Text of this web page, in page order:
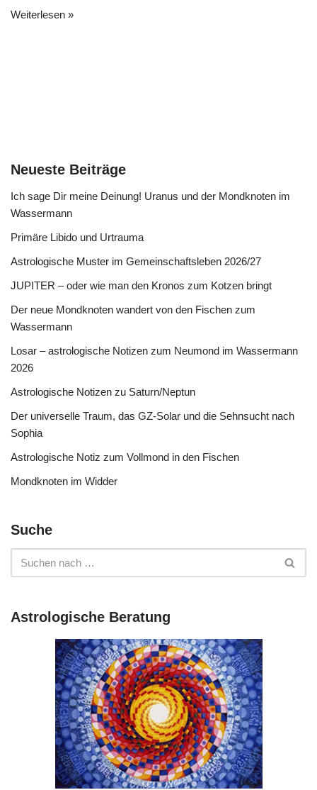
Weiterlesen »
Neueste Beiträge
Ich sage Dir meine Deinung! Uranus und der Mondknoten im
Wassermann
Primäre Libido und Urtrauma
Astrologische Muster im Gemeinschaftsleben 2026/27
JUPITER – oder wie man den Kronos zum Kotzen bringt
Der neue Mondknoten wandert von den Fischen zum
Wassermann
Losar – astrologische Notizen zum Neumond im Wassermann
2026
Astrologische Notizen zu Saturn/Neptun
Der universelle Traum, das GZ-Solar und die Sehnsucht nach
Sophia
Astrologische Notiz zum Vollmond in den Fischen
Mondknoten im Widder
Suche
Astrologische Beratung